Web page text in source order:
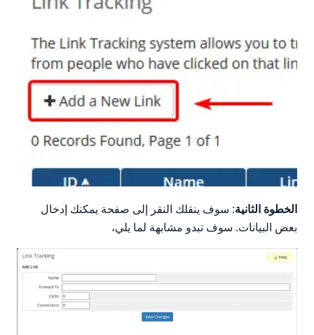
الخطوة الثانية: سوف ينقلك النقر إلى صفحة يمكنك إدخال
بعض البيانات. سوف تبدو مشابهة لما يلي،